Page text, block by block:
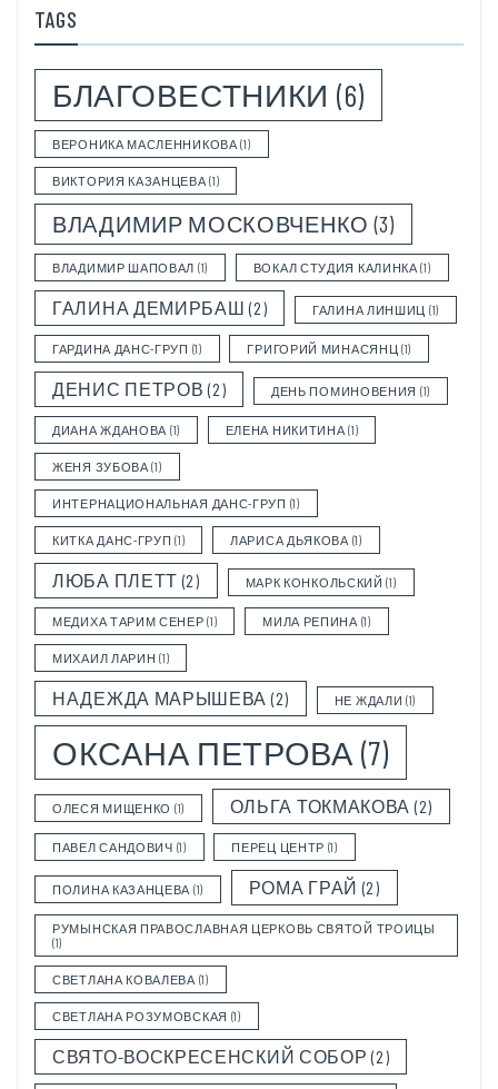
TAGS
БЛАГОВЕСТНИКИ (6)
ВЕРОНИКА МАСЛЕННИКОВА (1)
ВИКТОРИЯ КАЗАНЦЕВА (1)
ВЛАДИМИР МОСКОВЧЕНКО (3)
ВЛАДИМИР ШАПОВАЛ (1) ВОКАЛ СТУДИЯ КАЛИНКА (1)
ГАЛИНА ДЕМИРБАШ (2) ГАЛИНА ЛИНШИЦ (1)
ГАРДИНА ДАНС-ГРУП (1) ГРИГОРИЙ МИНАСЯНЦ (1)
ДЕНИС ПЕТРОВ (2) ДЕНЬ ПОМИНОВЕНИЯ (1)
ДИАНА ЖДАНОВА (1) ЕЛЕНА НИКИТИНА (1)
ЖЕНЯ ЗУБОВА (1)
ИНТЕРНАЦИОНАЛЬНАЯ ДАНС-ГРУП (1)
КИТКА ДАНС-ГРУП (1) ЛАРИСА ДЬЯКОВА (1)
ЛЮБА ПЛЕТТ (2) МАРК КОНКОЛЬСКИЙ (1)
МЕДИХА ТАРИМ СЕНЕР (1) МИЛА РЕПИНА (1)
МИХАИЛ ЛАРИН (1)
НАДЕЖДА МАРЫШЕВА (2) НЕ ЖДАЛИ (1)
ОКСАНА ПЕТРОВА (7)
ОЛЕСЯ МИЩЕНКО (1) ОЛЬГА ТОКМАКОВА (2)
ПАВЕЛ САНДОВИЧ (1) ПЕРЕЦ ЦЕНТР (1)
ПОЛИНА КАЗАНЦЕВА (1) РОМА ГРАЙ (2)
РУМЫНСКАЯ ПРАВОСЛАВНАЯ ЦЕРКОВЬ СВЯТОЙ ТРОИЦЫ
(1)
СВЕТЛАНА КОВАЛЕВА (1)
СВЕТЛАНА РОЗУМОВСКАЯ (1)
СВЯТО-ВОСКРЕСЕНСКИЙ СОБОР (2)